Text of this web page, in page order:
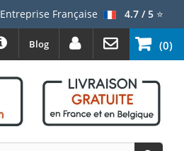
Entreprise Française 4.7 / 5⭐
(0)
Blog